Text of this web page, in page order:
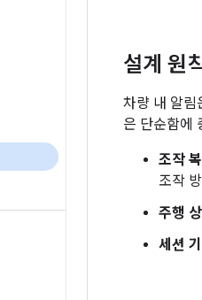
설계 원
차량 내 알림
은 단순함에
조작
조작
주행
세션